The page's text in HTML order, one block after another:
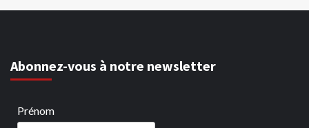
Abonnez-vous à notre newsletter
Prénom